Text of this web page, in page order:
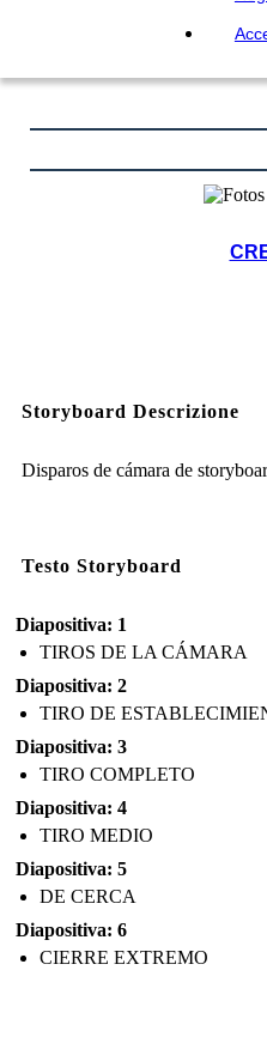
Storyboard Descrizione
Disparos de cámara de
Testo Storyboard
Diapositiva: 1
TIROS DE LA CÁMARA
Diapositiva: 2
TIRO DE
Diapositiva: 3
TIRO COMPLETO
Diapositiva: 4
TIRO MEDIO
Diapositiva: 5
DE CERCA
Diapositiva: 6
CIERRE EXTREMO